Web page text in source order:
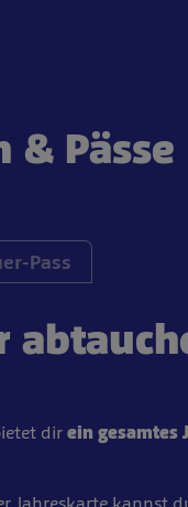
& Pässe
Pass
dir ein gesamtes